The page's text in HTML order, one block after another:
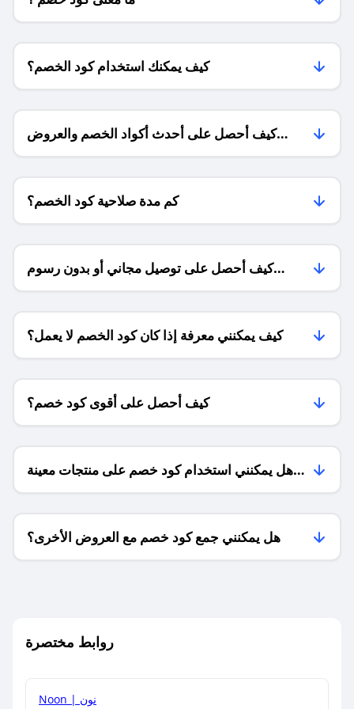
كيف يمكنك استخدام كود الخصم؟
كيف أحصل على أحدث أكواد الخصم والعروض
للمتاجر؟
كم مدة صلاحية كود الخصم؟
كيف أحصل على توصيل مجاني أو بدون رسوم
الشحن ؟
كيف يمكنني معرفة إذا كان كود الخصم لا يعمل؟
كيف أحصل على أقوى كود خصم؟
هل يمكنني استخدام كود خصم على منتجات معينة
فقط؟
هل يمكنني جمع كود خصم مع العروض الأخرى؟
روابط مختصرة
Noon | نون